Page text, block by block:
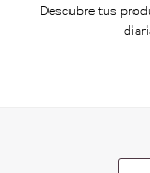
Descubre tus